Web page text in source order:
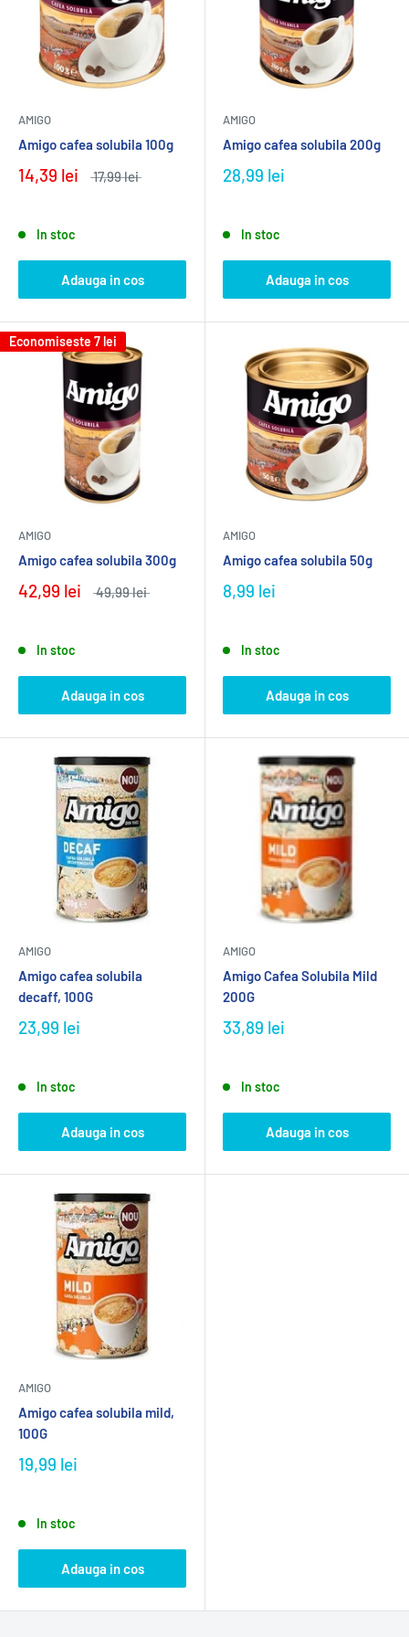
AMIGO
Amigo cafea solubila 100g
14,39 lei 17,99 lei
In stoc
Adauga in cos
AMIGO
Amigo cafea solubila 200g
28,99 lei
In stoc
Adauga in cos
Economiseste 7 lei
AMIGO
Amigo cafea solubila 300g
42,99 lei 49,99 lei
In stoc
Adauga in cos
AMIGO
Amigo cafea solubila 50g
8,99 lei
In stoc
Adauga in cos
AMIGO
Amigo cafea solubila
decaff, 100G
23,99 lei
In stoc
Adauga in cos
AMIGO
Amigo Cafea Solubila Mild
200G
33,89 lei
In stoc
Adauga in cos
AMIGO
Amigo cafea solubila mild,
100G
19,99 lei
In stoc
Adauga in cos